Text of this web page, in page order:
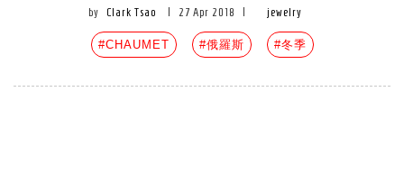
by Clark Tsao 27 Apr 2018 jewelry
#CHAUMET #俄羅斯 #冬季